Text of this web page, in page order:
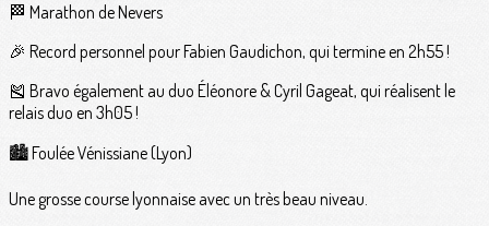
🏁 Marathon de Nevers
🎉 Record personnel pour Fabien Gaudichon, qui termine en 2h55 !
🎽 Bravo également au duo Éléonore & Cyril Gageat, qui réalisent le
relais duo en 3h05 !
🏙️ Foulée Vénissiane (Lyon)
Une grosse course lyonnaise avec un très beau niveau.